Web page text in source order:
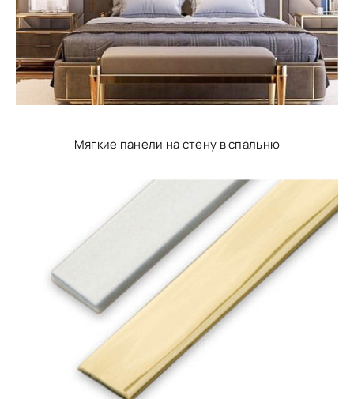
Мягкие панели на стену в спальню